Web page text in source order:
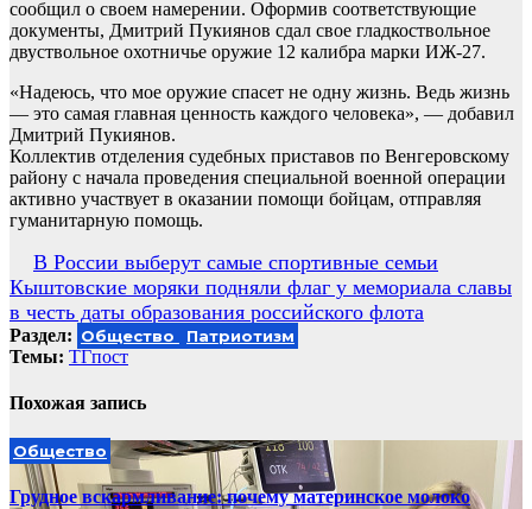
сообщил о своем намерении. Оформив соответствующие
документы, Дмитрий Пукиянов сдал свое гладкоствольное
двуствольное охотничье оружие 12 калибра марки ИЖ-27.
«Надеюсь, что мое оружие спасет не одну жизнь. Ведь жизнь
— это самая главная ценность каждого человека», — добавил
Дмитрий Пукиянов.
Коллектив отделения судебных приставов по Венгеровскому
району с начала проведения специальной военной операции
активно участвует в оказании помощи бойцам, отправляя
гуманитарную помощь.
Навигация
по
записям
В России выберут самые спортивные семьи
Кыштовские моряки подняли флаг у мемориала славы
в честь даты образования российского флота
Раздел: Общество Патриотизм
Темы: ТГпост
Похожая запись
Общество
Грудное вскармливание: почему материнское молоко